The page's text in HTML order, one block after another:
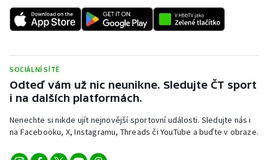
Short track
Stolní tenis
Triatlon
Veslování
Vodní slalom
SOCIÁLNÍ SÍTĚ
Odteď vám už nic neunikne. Sledujte ČT sport
i na dalších platformách.
Nenechte si nikde ujít nejnovější sportovní události. Sledujte nás i
na Facebooku, X, Instagramu, Threads či YouTube a buďte v obraze.